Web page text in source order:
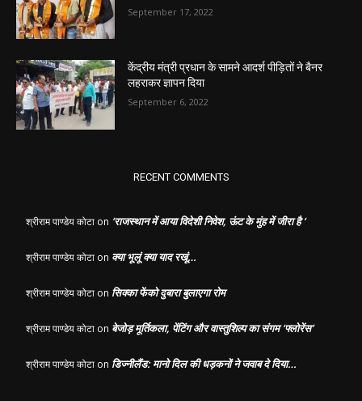
September 17, 2022
केंद्रीय मंत्री प्रधान के सामने आदर्श पीड़ितों ने बैनर
लहराकर ज्ञापन दिया
September 6, 2022
RECENT COMMENTS
श्रीराम पाण्डेय कोटा on ‘राजस्थान में आया विदेशी निवेश, ऊंट के मुंह में जीरा है ‘
श्रीराम पाण्डेय कोटा on क्या भूलूं क्या याद रखूं…
श्रीराम पाण्डेय कोटा on सिक्का फेंको दुबारा बुलाएगा रोम
श्रीराम पाण्डेय कोटा on बेजोड़ मूर्तिकला, पेंटिंग और वास्तुशिल्प का संगम ‘फ्लोरेंस’
श्रीराम पाण्डेय कोटा on डिज्नीलैंड: मानो दिल की धड़कनों ने जवाब दे दिया…